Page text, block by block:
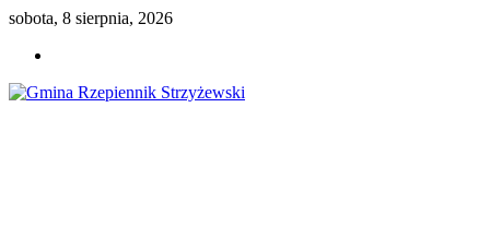
sobota, 8 sierpnia, 2026